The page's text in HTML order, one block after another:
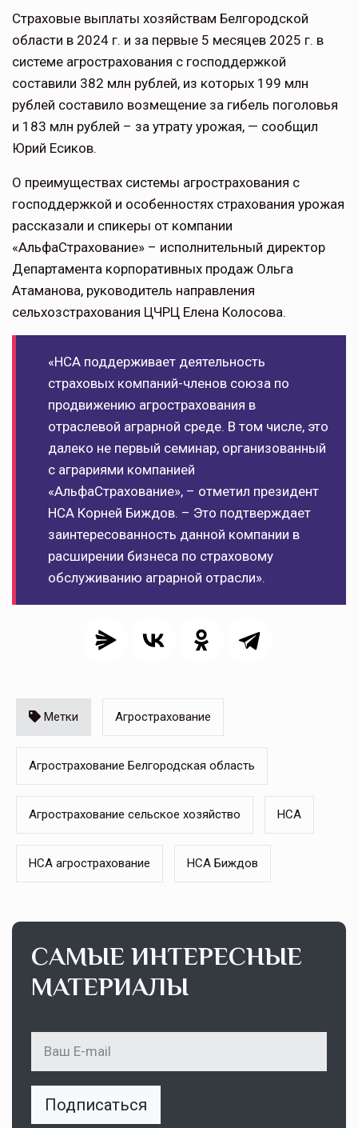
Страховые выплаты хозяйствам Белгородской
области в 2024 г. и за первые 5 месяцев 2025 г. в
системе агрострахования с господдержкой
составили 382 млн рублей, из которых 199 млн
рублей составило возмещение за гибель поголовья
и 183 млн рублей – за утрату урожая, — сообщил
Юрий Есиков.
О преимуществах системы агрострахования с
господдержкой и особенностях страхования урожая
рассказали и спикеры от компании
«АльфаСтрахование» – исполнительный директор
Департамента корпоративных продаж Ольга
Атаманова, руководитель направления
сельхозстрахования ЦЧРЦ Елена Колосова.
«НСА поддерживает деятельность
страховых компаний-членов союза по
продвижению агрострахования в
отраслевой аграрной среде. В том числе, это
далеко не первый семинар, организованный
с аграриями компанией
«АльфаСтрахование», – отметил президент
НСА Корней Биждов. – Это подтверждает
заинтересованность данной компании в
расширении бизнеса по страховому
обслуживанию аграрной отрасли».
Метки Агрострахование
Агрострахование Белгородская область
Агрострахование сельское хозяйство НСА
НСА агрострахование НСА Биждов
САМЫЕ ИНТЕРЕСНЫЕ
МАТЕРИАЛЫ
Подписаться